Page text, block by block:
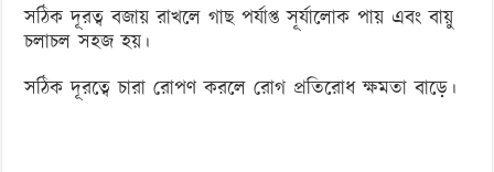
সঠিক দূরত্ব বজায় রাখলে গাছ পর্যাপ্ত সূর্যালোক পায় এবং বায়ু
চলাচল সহজ হয়।
সঠিক দূরত্বে চারা রোপণ করলে রোগ প্রতিরোধ ক্ষমতা বাড়ে।